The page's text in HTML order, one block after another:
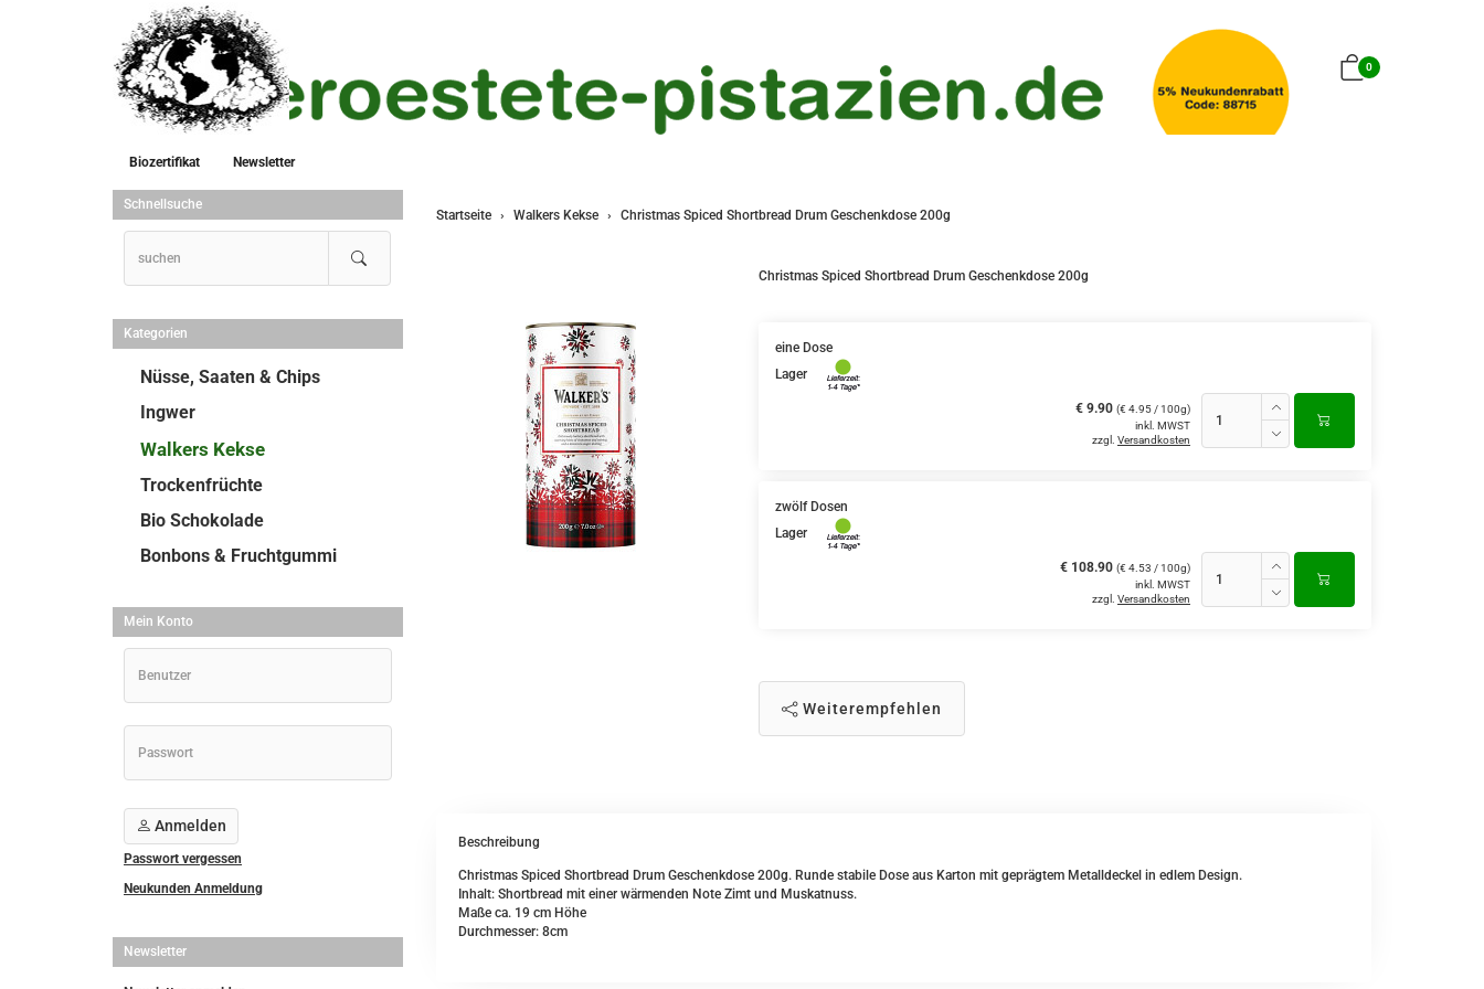
0
Biozertifikat Newsletter
Startseite Walkers Kekse Christmas Spiced Shortbread Drum Geschenkdose 200g
Christmas Spiced Shortbread Drum Geschenkdose 200g
eine Dose
Lager
€ 9.90 (€ 4.95 / 100g)
inkl. MWST
zzgl. Versandkosten
zwölf Dosen
Lager
€ 108.90 (€ 4.53 / 100g)
inkl. MWST
zzgl. Versandkosten
Weiterempfehlen
Beschreibung
Christmas Spiced Shortbread Drum Geschenkdose 200g. Runde stabile Dose aus Karton mit geprägtem Metalldeckel in edlem Design.
Inhalt: Shortbread mit einer wärmenden Note Zimt und Muskatnuss.
Maße ca. 19 cm Höhe
Durchmesser: 8cm
Schnellsuche
Kategorien
Nüsse, Saaten & Chips
Ingwer
Walkers Kekse
Trockenfrüchte
Bio Schokolade
Bonbons & Fruchtgummi
Mein Konto
Anmelden
Passwort vergessen
Neukunden Anmeldung
Newsletter